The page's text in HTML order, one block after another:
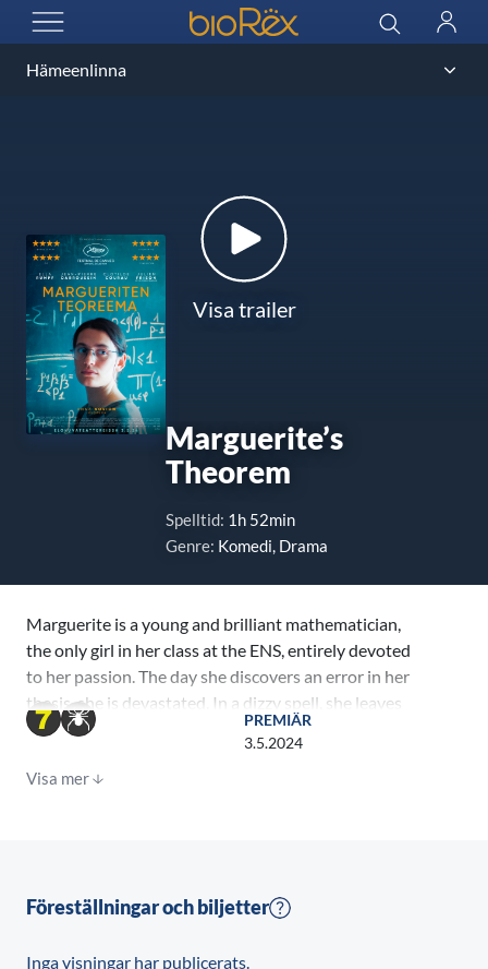
ÖPPNA MENYN
BioRex Cinemas Sök
Logga
Visa trailer
Marguerite’s
Theorem
Spelltid: 1h 52min
Genre: Komedi, Drama
Marguerite is a young and brilliant mathematician,
the only girl in her class at the ENS, entirely devoted
to her passion. The day she discovers an error in her
thesis, she is devastated. In a dizzy spell, she leaves
the school, wipes out the past. She then dives into the
real world, discovers autonomy, befriends the young
Léa, and makes love for the first time. Grown by her
PREMIÄR
3.5.2024
Visa mer
Föreställningar och biljetter
Inga visningar har publicerats.